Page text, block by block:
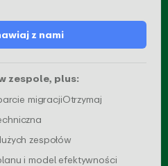
z nami
zespole, plus:
migracjiOtrzymajdedykowane
Zapewnij priorytetową
zespołówKorzystaj ze
i model efektywności